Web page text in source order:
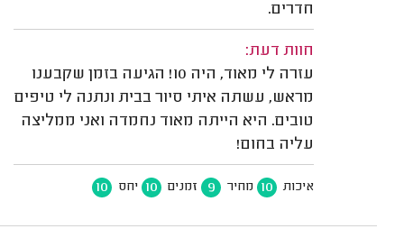
חדרים.
חוות דעת:
עזרה לי מאוד, היה 10! הגיעה בזמן שקבענו
מראש, עשתה איתי סיור בבית ונתנה לי טיפים
טובים. היא הייתה מאוד נחמדה ואני ממליצה
עליה בחום!
איכות 10 מחיר 9 זמנים 10 יחס 10